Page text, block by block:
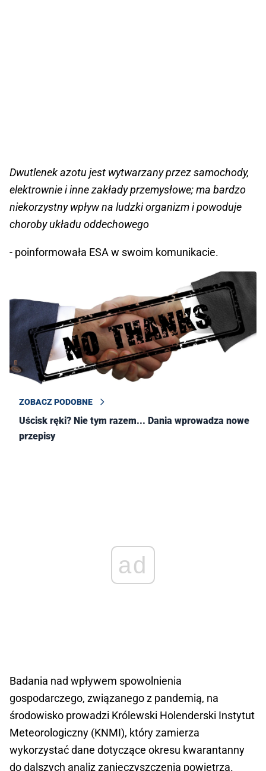
Dwutlenek azotu jest wytwarzany przez samochody,
elektrownie i inne zakłady przemysłowe; ma bardzo
niekorzystny wpływ na ludzki organizm i powoduje
choroby układu oddechowego
- poinformowała ESA w swoim komunikacie.
ZOBACZ PODOBNE
Uścisk ręki? Nie tym razem... Dania wprowadza nowe
przepisy
ad
Badania nad wpływem spowolnienia
gospodarczego, związanego z pandemią, na
środowisko prowadzi Królewski Holenderski Instytut
Meteorologiczny (KNMI), który zamierza
wykorzystać dane dotyczące okresu kwarantanny
do dalszych analiz zanieczyszczenia powietrza.